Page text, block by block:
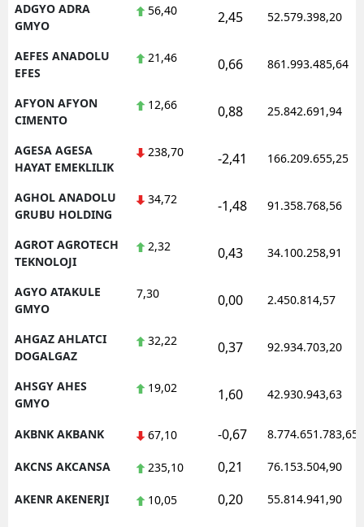
ADGYO ADRA
GMYO
56,40 2,45 52.579.398,20
AEFES ANADOLU
EFES
21,46 0,66 861.993.485,64
AFYON AFYON
CIMENTO
12,66 0,88 25.842.691,94
AGESA AGESA
HAYAT EMEKLILIK
238,70 -2,41 166.209.655,25
AGHOL ANADOLU
GRUBU HOLDING
34,72 -1,48 91.358.768,56
AGROT AGROTECH
TEKNOLOJI
2,32 0,43 34.100.258,91
AGYO ATAKULE
GMYO
7,30 0,00 2.450.814,57
AHGAZ AHLATCI
DOGALGAZ
32,22 0,37 92.934.703,20
AHSGY AHES
GMYO
19,02 1,60 42.930.943,63
AKBNK AKBANK 67,10 -0,67 8.774.651.783,65
AKCNS AKCANSA 235,10 0,21 76.153.504,90
AKENR AKENERJI 10,05 0,20 55.814.941,90